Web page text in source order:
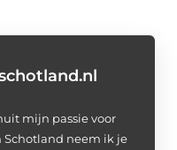
mijn passie voor
neem ik je